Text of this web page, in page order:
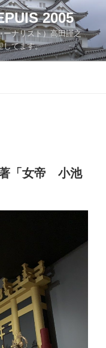
2005
ーナリスト）高田謹之
歓迎してます。
「女帝 小池